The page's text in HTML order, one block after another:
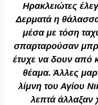
Ηρακλειώτες
Δερματά η
μέσα με τόση
σπαρταρούσαν
έτυχε να δουν από
θέαμα. Άλλες
λίμνη του Αγίου
λεπτά άλλαξαν